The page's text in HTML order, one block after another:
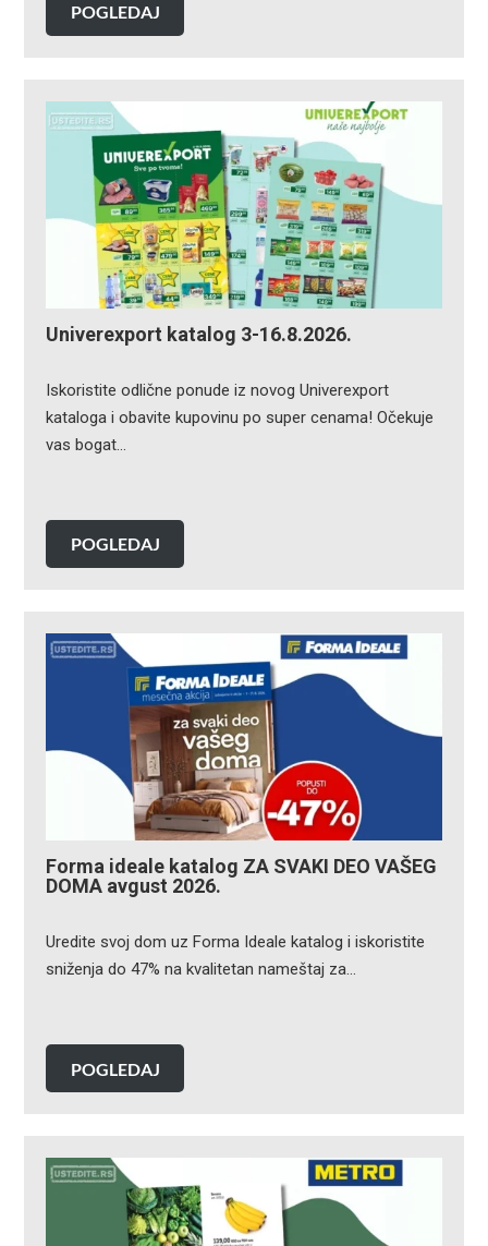
POGLEDAJ
Univerexport katalog 3-16.8.2026.
Iskoristite odlične ponude iz novog Univerexport
kataloga i obavite kupovinu po super cenama! Očekuje
vas bogat…
POGLEDAJ
Forma ideale katalog ZA SVAKI DEO VAŠEG
DOMA avgust 2026.
Uredite svoj dom uz Forma Ideale katalog i iskoristite
sniženja do 47% na kvalitetan nameštaj za…
POGLEDAJ